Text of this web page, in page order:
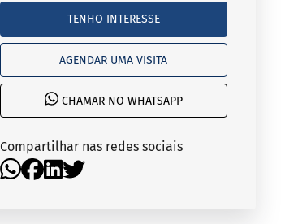
TENHO INTERESSE
AGENDAR UMA VISITA
CHAMAR NO WHATSAPP
Compartilhar nas redes sociais